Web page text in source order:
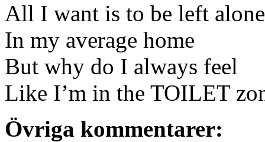
All I want is to be left alone
In my average home
But why do I always feel
Like I’m in the TOILET
Övriga kommentarer: